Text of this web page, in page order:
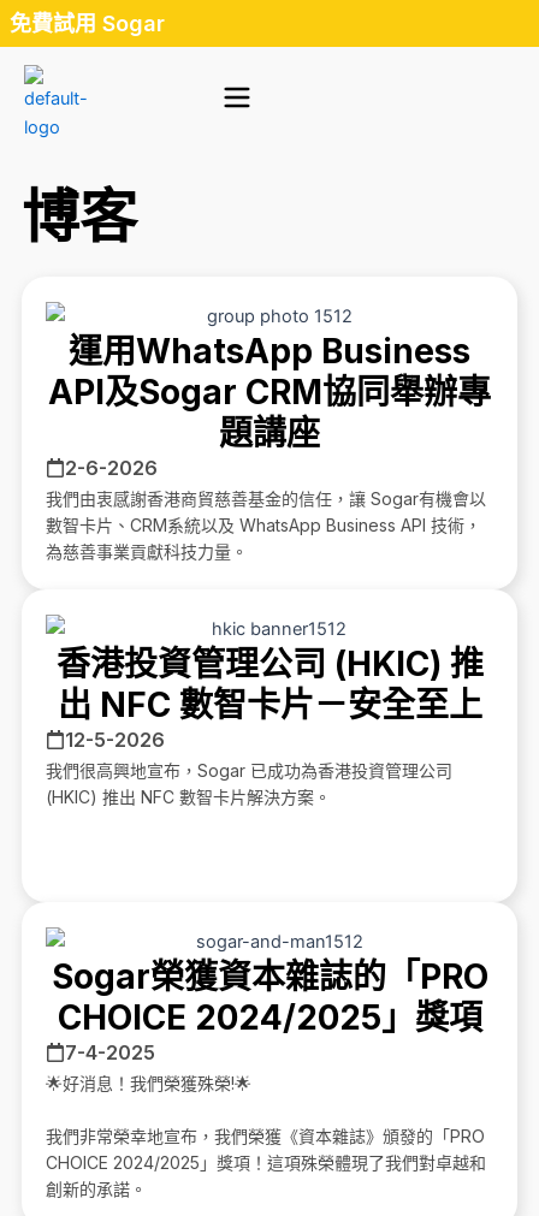
Skip
to
content
免費試用 Sogar
博客
運用WhatsApp Business
API及Sogar CRM協同舉辦專
題講座
2-6-2026
我們由衷感謝香港商貿慈善基金的信任，讓 Sogar有機會以
數智卡片、CRM系統以及 WhatsApp Business API 技術，
為慈善事業貢獻科技力量。
香港投資管理公司 (HKIC) 推
出 NFC 數智卡片－安全至上
12-5-2026
我們很高興地宣布，Sogar 已成功為香港投資管理公司
(HKIC) 推出 NFC 數智卡片解決方案。
Sogar榮獲資本雜誌的「PRO
CHOICE 2024/2025」獎項
7-4-2025
🌟好消息！我們榮獲殊榮!🌟
我們非常榮幸地宣布，我們榮獲《資本雜誌》頒發的「PRO
CHOICE 2024/2025」獎項！這項殊榮體現了我們對卓越和
創新的承諾。